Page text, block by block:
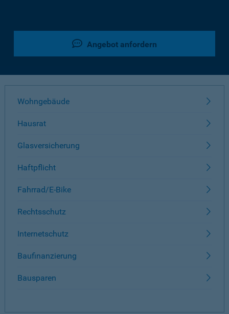
Angebot anfordern
Wohngebäude
Hausrat
Glasversicherung
Haftpflicht
Fahrrad/E-Bike
Rechtsschutz
Internetschutz
Baufinanzierung
Bausparen